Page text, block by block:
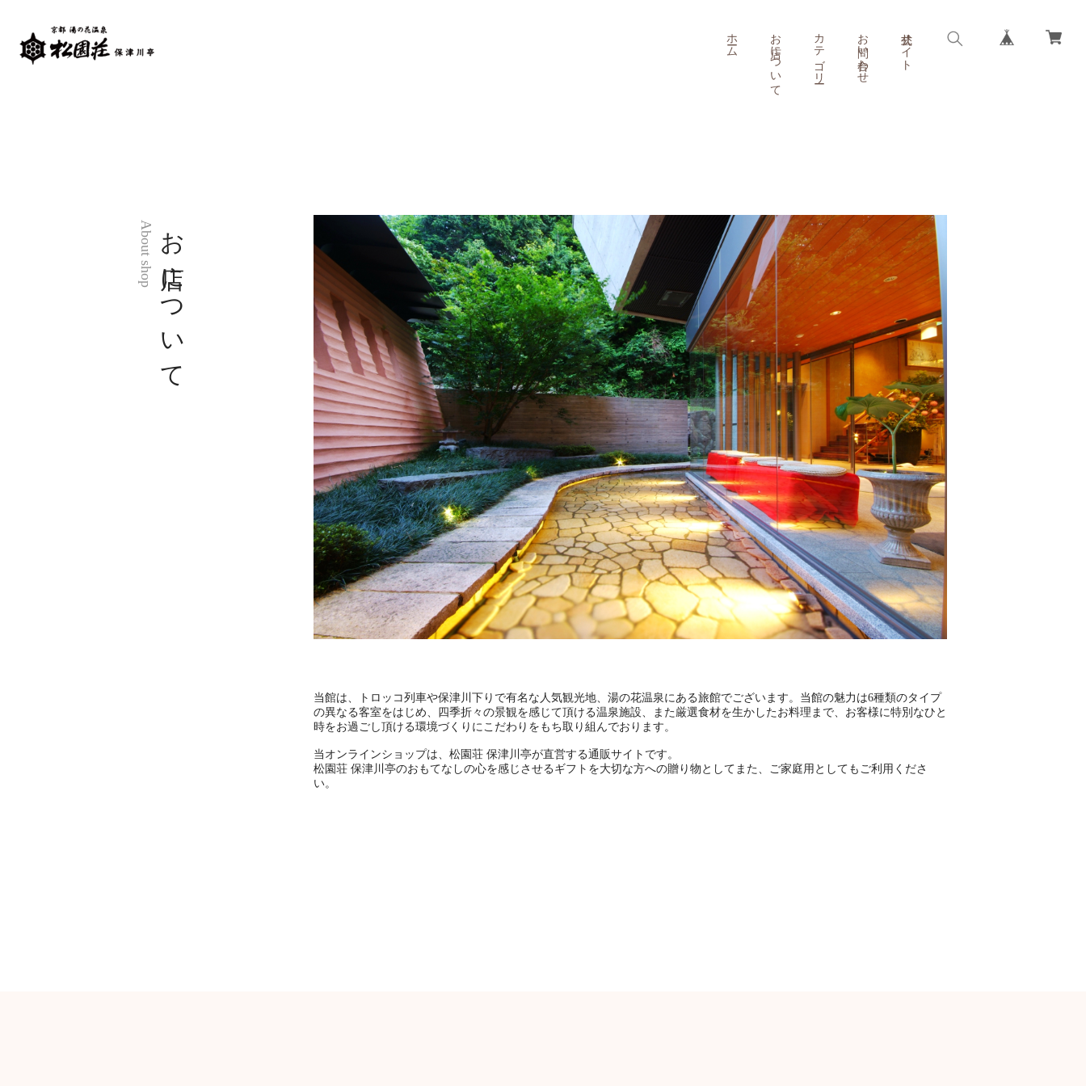
ホーム お店について カテゴリー お問い合わせ 公式サイト
お店について
About shop
当館は、トロッコ列車や保津川下りで有名な人気観光地、湯の花温泉にある旅館でございます。当館の魅力は6種類のタイプ
の異なる客室をはじめ、四季折々の景観を感じて頂ける温泉施設、また厳選食材を生かしたお料理まで、お客様に特別なひと
時をお過ごし頂ける環境づくりにこだわりをもち取り組んでおります。
当オンラインショップは、松園荘 保津川亭が直営する通販サイトです。
松園荘 保津川亭のおもてなしの心を感じさせるギフトを大切な方への贈り物としてまた、ご家庭用としてもご利用くださ
い。